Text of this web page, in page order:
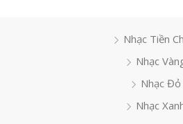
Nhạc Tiền
Nhạc
Nhạc Đỏ
Nhạc